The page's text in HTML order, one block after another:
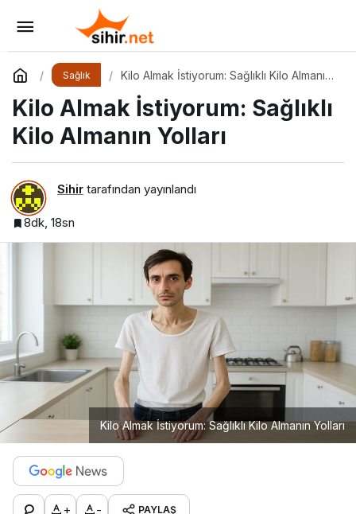
Sağlık
Kilo Almak İstiyorum: Sağlıklı Kilo Almanın
Kilo Almak İstiyorum: Sağlıklı
Kilo Almanın Yolları
Sihir tarafından yayınlandı
8dk, 18sn
Kilo Almak İstiyorum: Sağlıklı Kilo Almanın Yolları
+ - PAYLAŞ
Kadın Döngüsü ve Ruh Hali: Ay Boyunca
Bedenine ve Duygularına Yolculuk
Yorum Yap